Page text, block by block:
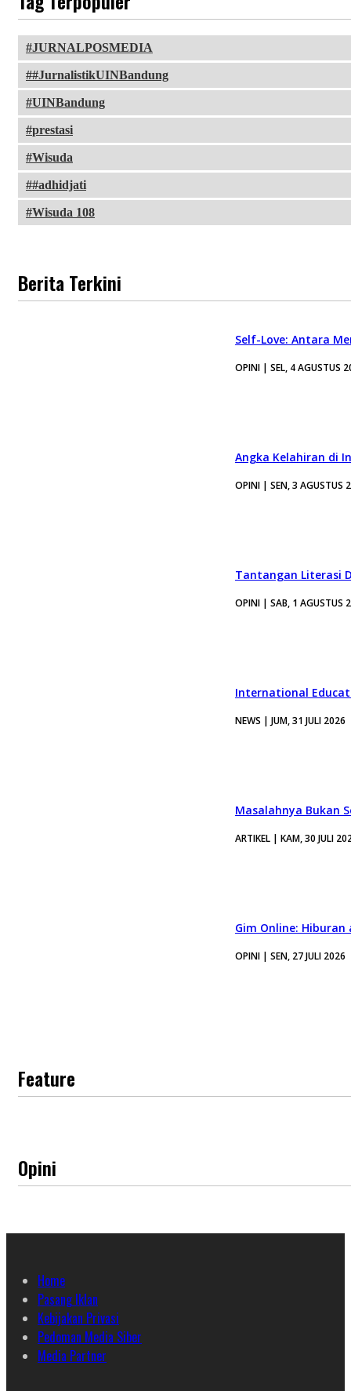
JURNALPOSMEDIA
#JurnalistikUINBandung
UINBandung
prestasi
Wisuda
#adhidjati
Wisuda 108
Berita Terkini
Self-Love: Antara
OPINI | SEL, 4 AGUSTUS
Angka Kelahiran di
OPINI | SEN, 3 AGUSTUS
Tantangan Literasi
OPINI | SAB, 1 AGUSTUS
International
NEWS | JUM, 31 JULI 2026
Masalahnya Bukan
ARTIKEL | KAM, 30 JULI
Gim Online:
OPINI | SEN, 27 JULI 2026
Feature
Opini
Home
Pasang Iklan
Kebijakan Privasi
Pedoman Media Siber
Media Partner